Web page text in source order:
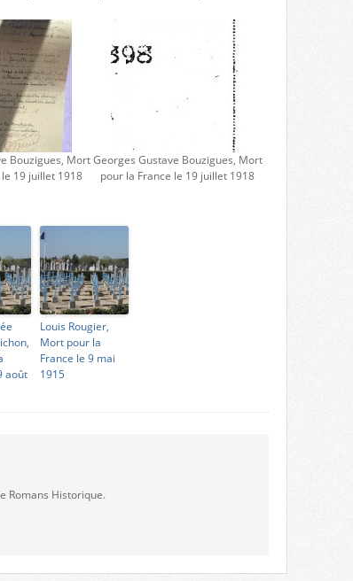
Bouzigues, Mort
19 juillet 1918
Georges Gustave Bouzigues, Mort
pour la France le 19 juillet 1918
août
Louis Rougier,
Mort pour la
France le 9 mai
1915
Romans Historique.